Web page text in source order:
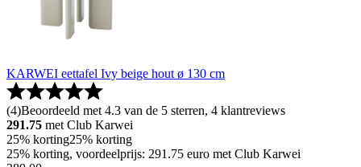
KARWEI eettafel Ivy beige hout ø 130 cm
(4)Beoordeeld met 4.3 van de 5 sterren, 4 klantreviews
291.75 met Club Karwei
25% korting25% korting
25% korting, voordeelprijs: 291.75 euro met Club Karwei